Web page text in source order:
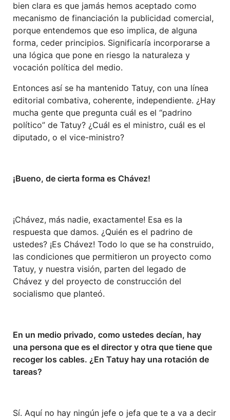
bien clara es que jamás hemos aceptado como
mecanismo de financiación la publicidad comercial,
porque entendemos que eso implica, de alguna
forma, ceder principios. Significaría incorporarse a
una lógica que pone en riesgo la naturaleza y
vocación política del medio.
Entonces así se ha mantenido Tatuy, con una línea
editorial combativa, coherente, independiente. ¿Hay
mucha gente que pregunta cuál es el “padrino
político” de Tatuy? ¿Cuál es el ministro, cuál es el
diputado, o el vice-ministro?
¡Bueno, de cierta forma es Chávez!
¡Chávez, más nadie, exactamente! Esa es la
respuesta que damos. ¿Quién es el padrino de
ustedes? ¡Es Chávez! Todo lo que se ha construido,
las condiciones que permitieron un proyecto como
Tatuy, y nuestra visión, parten del legado de
Chávez y del proyecto de construcción del
socialismo que planteó.
En un medio privado, como ustedes decían, hay
una persona que es el director y otra que tiene que
recoger los cables. ¿En Tatuy hay una rotación de
tareas?
Sí. Aquí no hay ningún jefe o jefa que te a va a decir